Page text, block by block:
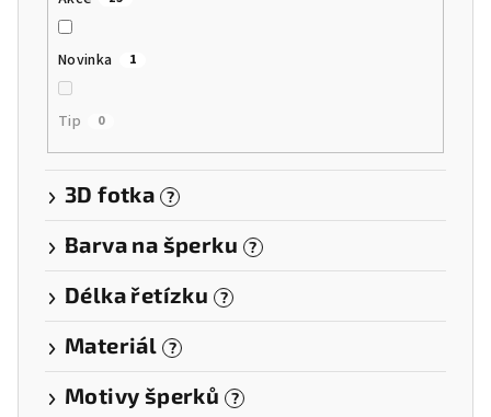
Novinka 1
Tip 0
3D fotka ?
Barva na šperku ?
Délka řetízku ?
Materiál ?
Motivy šperků ?